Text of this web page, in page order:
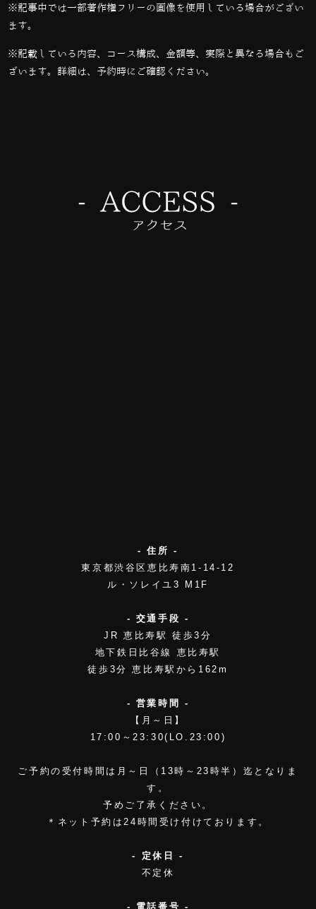
※記事中では一部著作権フリーの画像を使用している場合がござい
ます。
※記載している内容、コース構成、金額等、実際と異なる場合もご
ざいます。詳細は、予約時にご確認ください。
- 住所 -
東京都渋谷区恵比寿南1-14-12
ル・ソレイユ3 M1F
- 交通手段 -
JR 恵比寿駅 徒歩3分
地下鉄日比谷線 恵比寿駅
徒歩3分 恵比寿駅から162m
- 営業時間 -
【月～日】
17:00～23:30(LO.23:00)
ご予約の受付時間は月～日（13時～23時半）迄となりま
す。
予めご了承ください。
＊ネット予約は24時間受け付けております。
- 定休日 -
不定休
- 電話番号 -